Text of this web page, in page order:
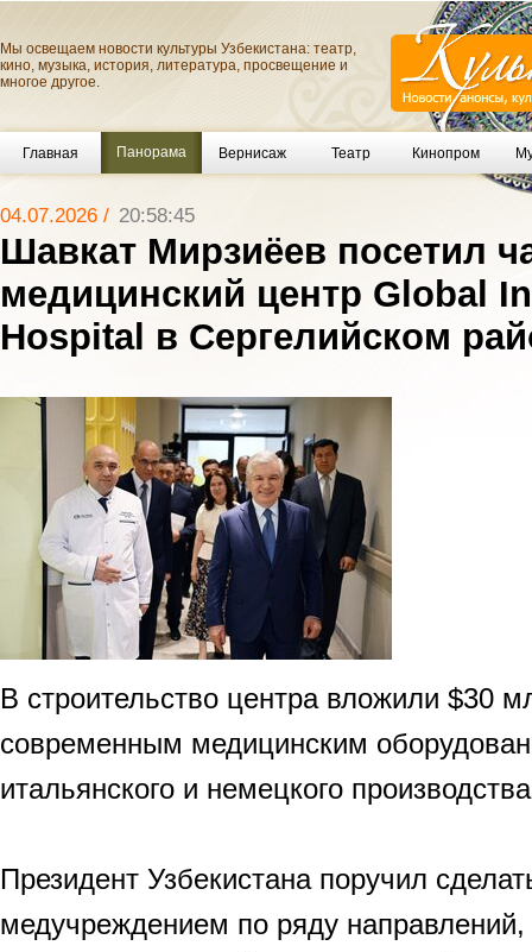
Мы освещаем новости культуры Узбекистана: театр,
кино, музыка, история, литература, просвещение и
многое другое.
Главная Панорама Вернисаж Театр Кинопром
04.07.2026 / 20:58:45
Шавкат Мирзиёев посетил
медицинский центр Global
Hospital в Сергелийском
В строительство центра вложили $30
современным медицинским
итальянского и немецкого
Президент Узбекистана поручил
медучреждением по ряду направлений,